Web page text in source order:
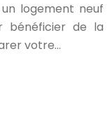
logement neuf
bénéficier de la
votre…